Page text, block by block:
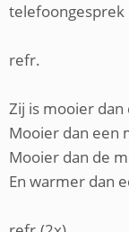
telefoongesprek
refr.
Zij is mooier
Mooier dan een
Mooier dan de
En warmer dan